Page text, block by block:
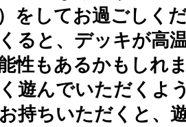
をしてお過ごしく
ると、デッキが高
性もあるかもしれ
遊んでいただくよ
持ちいただくと、